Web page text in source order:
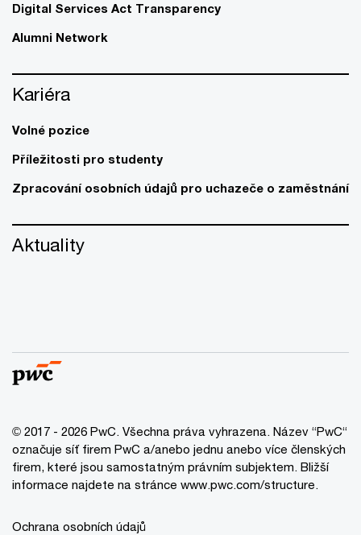
Digital Services Act Transparency
Alumni Network
Kariéra
Volné pozice
Příležitosti pro studenty
Zpracování osobních údajů pro uchazeče o zaměstnání
Aktuality
© 2017 - 2026 PwC. Všechna práva vyhrazena. Název “PwC“
označuje síť firem PwC a/anebo jednu anebo více členských
firem, které jsou samostatným právním subjektem. Bližší
informace najdete na stránce www.pwc.com/structure.
Ochrana osobních údajů